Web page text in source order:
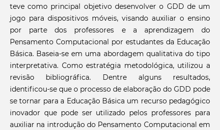
teve como principal objetivo desenvolver o GDD de um
jogo para dispositivos móveis, visando auxiliar o ensino
por parte dos professores e a aprendizagem do
Pensamento Computacional por estudantes da Educação
Básica. Baseia-se em uma abordagem qualitativa do tipo
interpretativa. Como estratégia metodológica, utilizou a
revisão bibliográfica. Dentre alguns resultados,
identificou-se que o processo de elaboração do GDD pode
se tornar para a Educação Básica um recurso pedagógico
inovador que pode ser utilizado pelos professores para
auxiliar na introdução do Pensamento Computacional em